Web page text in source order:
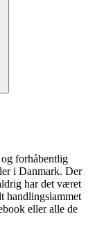
forhåbentlig
i Danmark. Der
har det været
handlingslammet
eller alle de